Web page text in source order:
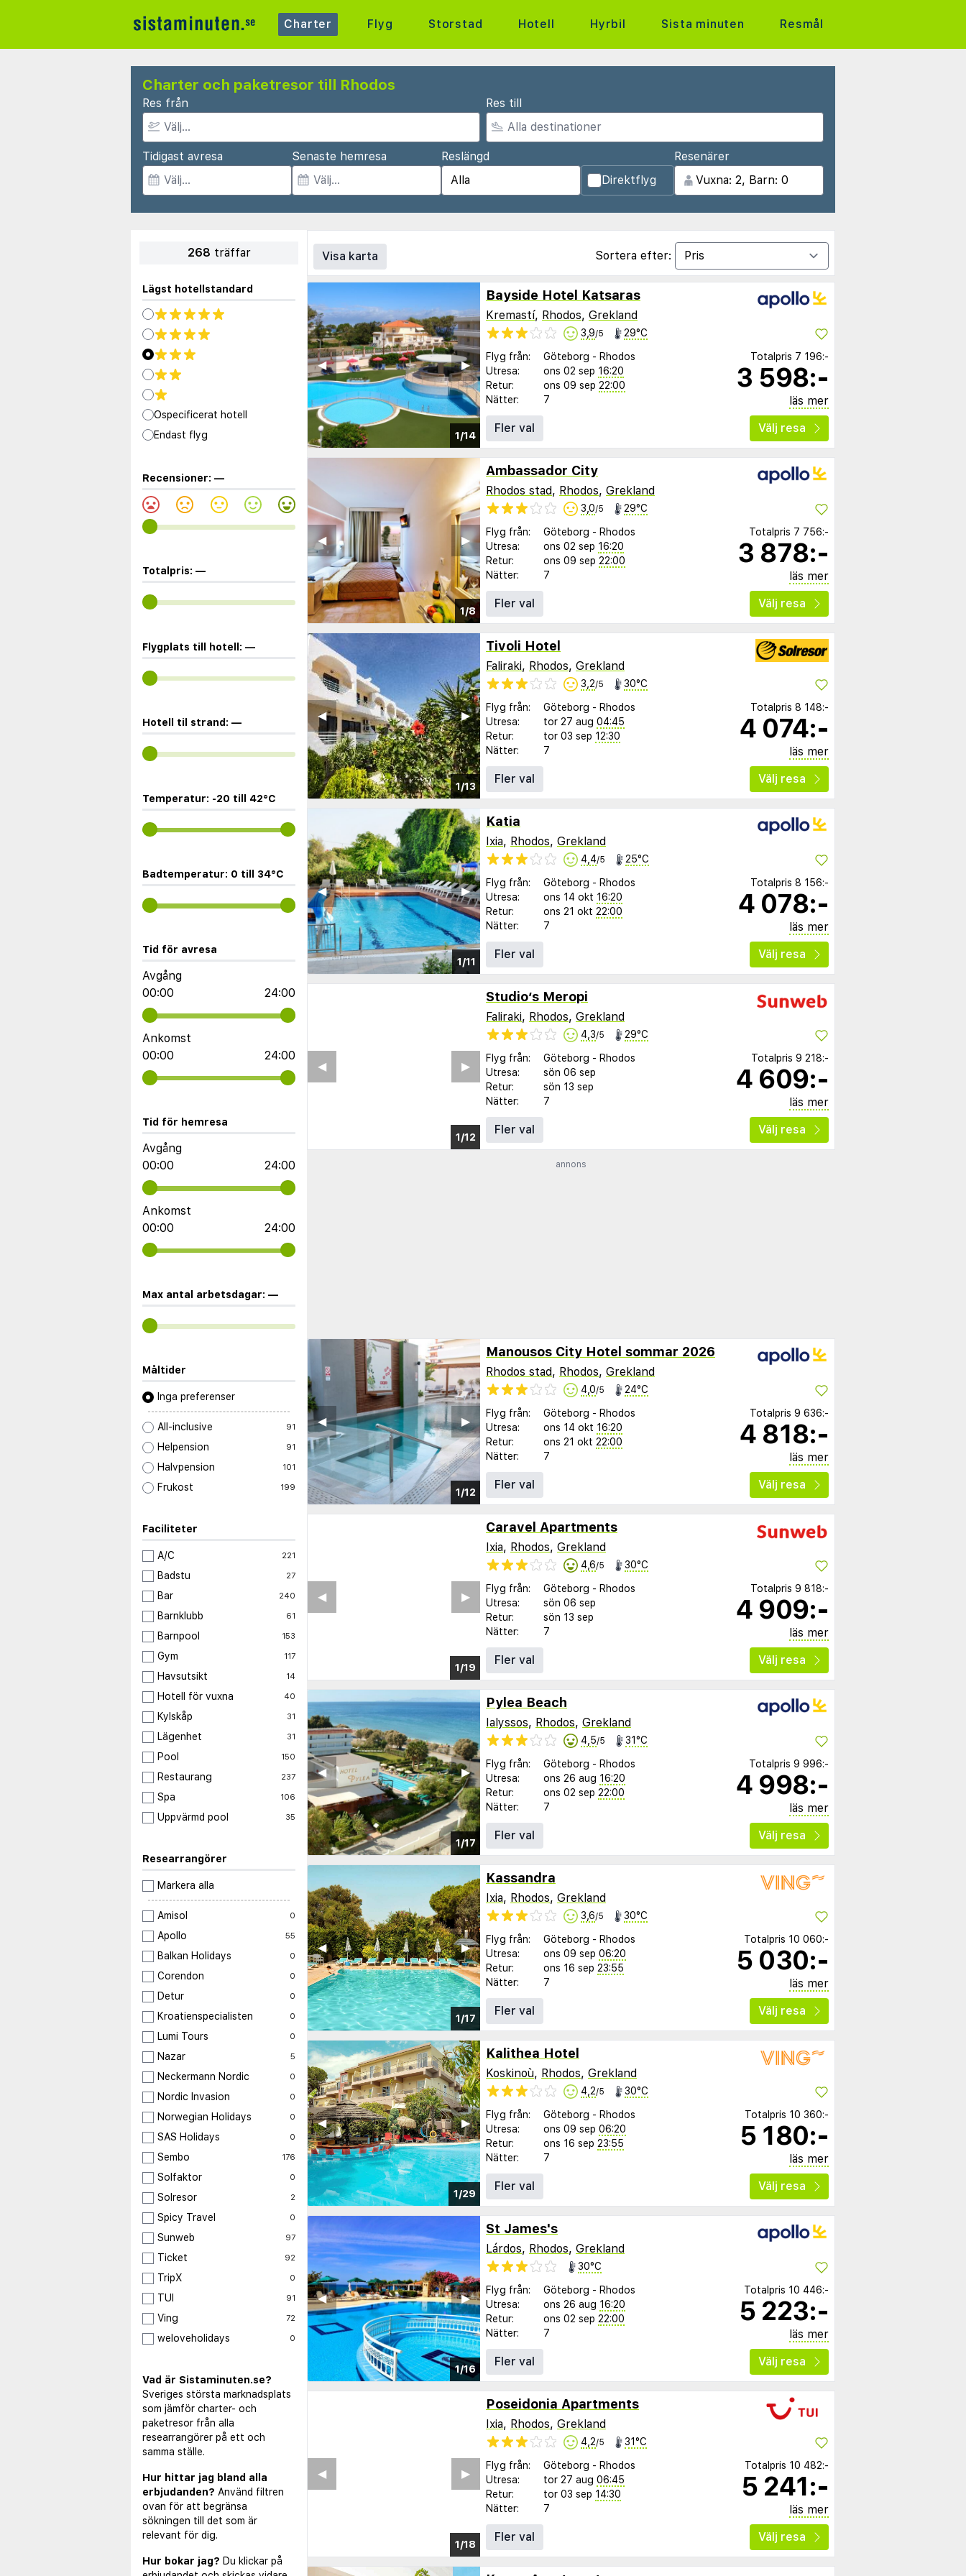
Charter Flyg Storstad Hotell Hyrbil Sista minuten Resmål
Charter och paketresor till Rhodos
Res från Res till
Tidigast avresa Senaste hemresa
Reslängd
Direktflyg
Resenärer
268 träffar
Lägst hotellstandard
Ospecificerat hotell
Endast flyg
Recensioner: —
Totalpris: —
Flygplats till hotell: —
Hotell til strand: —
Temperatur: -20 till 42°C
Badtemperatur: 0 till 34°C
Tid för avresa
Avgång
00:00
24:00
Ankomst
00:00
24:00
Tid för hemresa
Avgång
00:00
24:00
Ankomst
00:00
24:00
Max antal arbetsdagar: —
Måltider
Inga preferenser
All-inclusive 91
Helpension 91
Halvpension 101
Frukost 199
Faciliteter
A/C 221
Badstu 27
Bar 240
Barnklubb 61
Barnpool 153
Gym 117
Havsutsikt 14
Hotell för vuxna 40
Kylskåp 31
Lägenhet 31
Pool 150
Restaurang 237
Spa 106
Uppvärmd pool 35
Researrangörer
Markera alla
Amisol 0
Apollo 55
Balkan Holidays 0
Corendon 0
Detur 0
Kroatienspecialisten 0
Lumi Tours 0
Nazar 5
Neckermann Nordic 0
Nordic Invasion 0
Norwegian Holidays 0
SAS Holidays 0
Sembo 176
Solfaktor 0
Solresor 2
Spicy Travel 0
Sunweb 97
Ticket 92
TripX 0
TUI 91
Ving 72
weloveholidays 0
Vad är Sistaminuten.se?
Sveriges största marknadsplats
som jämför charter- och
paketresor från alla
researrangörer på ett och
samma ställe.
Hur hittar jag bland alla
erbjudanden? Använd filtren
ovan för att begränsa
sökningen till det som är
relevant för dig.
Hur bokar jag? Du klickar på
Visa karta Sortera efter:
1/14
▶︎
◀︎
Bayside Hotel Katsaras
Kremastí, Rhodos, Grekland
3,9/5 29°C
Flyg från: Göteborg - Rhodos
Utresa:
ons 02 sep 16:20
Retur:
ons 09 sep 22:00
Nätter:
7
Totalpris 7 196:-
3 598:-
läs mer
Fler val
Välj resa
1/8
▶︎
◀︎
Ambassador City
Rhodos stad, Rhodos, Grekland
3,0/5 29°C
Flyg från: Göteborg - Rhodos
Utresa:
ons 02 sep 16:20
Retur:
ons 09 sep 22:00
Nätter:
7
Totalpris 7 756:-
3 878:-
läs mer
Fler val
Välj resa
1/13
▶︎
◀︎
Tivoli Hotel
Faliraki, Rhodos, Grekland
3,2/5 30°C
Flyg från: Göteborg - Rhodos
Utresa:
tor 27 aug 04:45
Retur:
tor 03 sep 12:30
Nätter:
7
Totalpris 8 148:-
4 074:-
läs mer
Fler val
Välj resa
1/11
▶︎
◀︎
Katia
Ixia, Rhodos, Grekland
4,4/5 25°C
Flyg från: Göteborg - Rhodos
Utresa:
ons 14 okt 16:20
Retur:
ons 21 okt 22:00
Nätter:
7
Totalpris 8 156:-
4 078:-
läs mer
Fler val
Välj resa
1/12
▶︎
◀︎
Studio’s Meropi
Faliraki, Rhodos, Grekland
4,3/5 29°C
Flyg från: Göteborg - Rhodos
Utresa:
sön 06 sep
Retur:
sön 13 sep
Nätter:
7
Totalpris 9 218:-
4 609:-
läs mer
Fler val
Välj resa
annons
1/12
▶︎
◀︎
Manousos City Hotel sommar 2026
Rhodos stad, Rhodos, Grekland
4,0/5 24°C
Flyg från: Göteborg - Rhodos
Utresa:
ons 14 okt 16:20
Retur:
ons 21 okt 22:00
Nätter:
7
Totalpris 9 636:-
4 818:-
läs mer
Fler val
Välj resa
1/19
▶︎
◀︎
Caravel Apartments
Ixia, Rhodos, Grekland
4,6/5 30°C
Flyg från: Göteborg - Rhodos
Utresa:
sön 06 sep
Retur:
sön 13 sep
Nätter:
7
Totalpris 9 818:-
4 909:-
läs mer
Fler val
Välj resa
1/17
▶︎
◀︎
Pylea Beach
Ialyssos, Rhodos, Grekland
4,5/5 31°C
Flyg från: Göteborg - Rhodos
Utresa:
ons 26 aug 16:20
Retur:
ons 02 sep 22:00
Nätter:
7
Totalpris 9 996:-
4 998:-
läs mer
Fler val
Välj resa
1/17
▶︎
◀︎
Kassandra
Ixia, Rhodos, Grekland
3,6/5 30°C
Flyg från: Göteborg - Rhodos
Utresa:
ons 09 sep 06:20
Retur:
ons 16 sep 23:55
Nätter:
7
Totalpris 10 060:-
5 030:-
läs mer
Fler val
Välj resa
1/29
▶︎
◀︎
Kalithea Hotel
Koskinoù, Rhodos, Grekland
4,2/5 30°C
Flyg från: Göteborg - Rhodos
Utresa:
ons 09 sep 06:20
Retur:
ons 16 sep 23:55
Nätter:
7
Totalpris 10 360:-
5 180:-
läs mer
Fler val
Välj resa
1/16
▶︎
◀︎
St James's
Lárdos, Rhodos, Grekland
30°C
Flyg från: Göteborg - Rhodos
Utresa:
ons 26 aug 16:20
Retur:
ons 02 sep 22:00
Nätter:
7
Totalpris 10 446:-
5 223:-
läs mer
Fler val
Välj resa
1/11
▶︎
◀︎
Poseidonia Apartments
Ixia, Rhodos, Grekland
4,2/5 31°C
Flyg från: Göteborg - Rhodos
Utresa:
tor 27 aug 06:45
Retur:
tor 03 sep 14:30
Nätter:
7
Totalpris 10 482:-
5 241:-
läs mer
Fler val
Välj resa